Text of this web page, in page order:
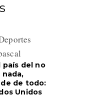
país del no
nada,
de todo:
Unidos